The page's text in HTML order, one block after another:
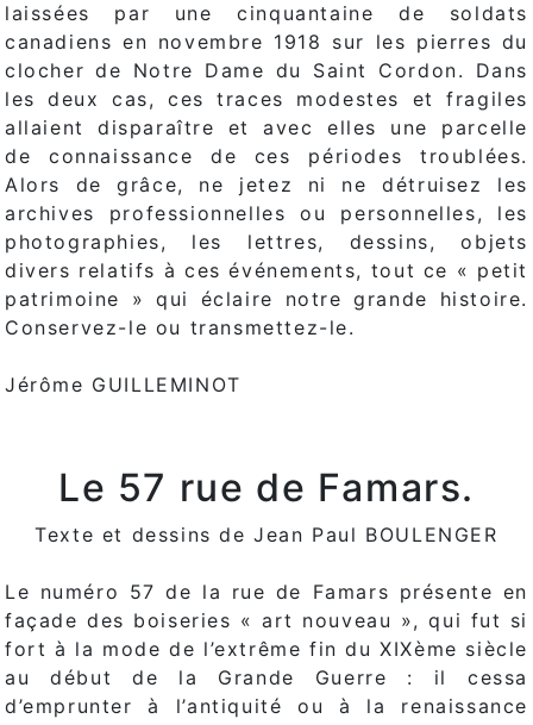
laissées par une cinquantaine de soldats
canadiens en novembre 1918 sur les pierres du
clocher de Notre Dame du Saint Cordon. Dans
les deux cas, ces traces modestes et fragiles
allaient disparaître et avec elles une parcelle
de connaissance de ces périodes troublées.
Alors de grâce, ne jetez ni ne détruisez les
archives professionnelles ou personnelles, les
photographies, les lettres, dessins, objets
divers relatifs à ces événements, tout ce « petit
patrimoine » qui éclaire notre grande histoire.
Conservez-le ou transmettez-le.
Jérôme GUILLEMINOT
Le 57 rue de Famars.
Texte et dessins de Jean Paul BOULENGER
Le numéro 57 de la rue de Famars présente en
façade des boiseries « art nouveau », qui fut si
fort à la mode de l’extrême fin du XIXème siècle
au début de la Grande Guerre : il cessa
d’emprunter à l’antiquité ou à la renaissance